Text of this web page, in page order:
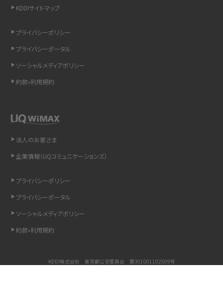
インスタのDMの送り方は？便利機能の使い方や注意点をわかりやすく解説
Bluetooth®とは？Wi-Fiとの違いやスマホ・PCとの接続方法を解説
「iPhoneを探す」の使い方と設定方法を紹介！ブラウザやアプリから探す方法を
Wi-Fiを快適に使うための速度はどれくらい？用途別の目安・回線ごとの平均を
着信拒否とは？設定方法やブロックした番号の確認方法を解説
iCloudとは？バックアップ設定方法や空き容量が足りない時の対処法を紹介
KDDIサイトマップ
プライバシーポリシー
プライバシーポータル
ソーシャルメディアポリシー
約款•利用規約
法人のお客さま
企業情報（UQコミュニケーションズ）
プライバシーポリシー
プライバシーポータル
ソーシャルメディアポリシー
約款•利用規約
KDDI株式会社 東京都公安委員会 第301001102509号